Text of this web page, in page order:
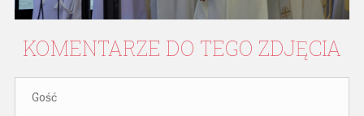
KOMENTARZE DO TEGO ZDJĘCIA